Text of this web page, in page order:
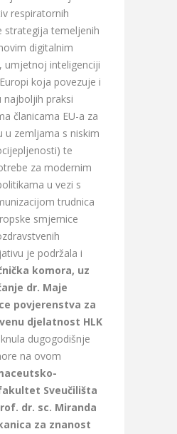
respiratornih
strategija temeljenih
digitalnim
umjetnoj inteligenciji
koja povezuje i
praksi
članicama EU-a za
u zemljama s niskim
te
za modernim
u vezi s
trudnica
smjernice
je podržala i
komora, uz
dr. Maje
povjerenstva za
djelatnost HLK
dugogodišnje
na ovom
Sveučilišta
dr. sc. Miranda
za znanost